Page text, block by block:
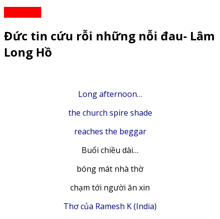
Đức tin cứu rỗi những nỗi đau- Lâm
Long Hồ
Long afternoon…
the church spire shade
reaches the beggar
Buổi chiều dài…
bóng mát nhà thờ
chạm tới người ăn xin
Thơ của Ramesh K (India)